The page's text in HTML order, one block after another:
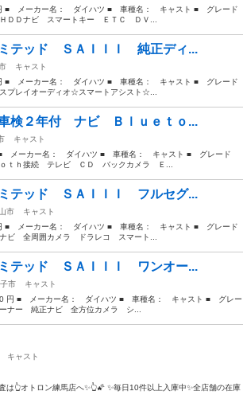
■ メーカー名： ダイハツ ■ 車種名： キャスト ■ グレード
ＤＤナビ スマートキー ＥＴＣ ＤＶ...
テッド ＳＡＩＩＩ 純正ディ...
キャスト
■ メーカー名： ダイハツ ■ 車種名： キャスト ■ グレード
レイオーディオ☆スマートアシスト☆...
検２年付 ナビ Ｂｌｕｅｔｏ...
キャスト
メーカー名： ダイハツ ■ 車種名： キャスト ■ グレード
ｔｈ接続 テレビ ＣＤ バックカメラ Ｅ...
テッド ＳＡＩＩＩ フルセグ...
市
キャスト
■ メーカー名： ダイハツ ■ 車種名： キャスト ■ グレード
ビ 全周囲カメラ ドラレコ スマート...
テッド ＳＡＩＩＩ ワンオー...
市
キャスト
円 ■ メーカー名： ダイハツ ■ 車種名： キャスト ■ グレー
ナー 純正ナビ 全方位カメラ シ...
キャスト
👆オトロン練馬店へ✨👆🌠 ✨毎日10件以上入庫中✨全店舗の在庫